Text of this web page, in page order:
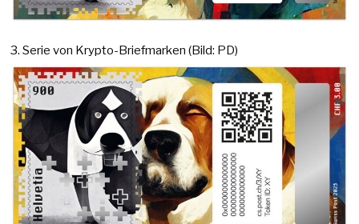
3. Serie von Krypto-Briefmarken (Bild: PD)